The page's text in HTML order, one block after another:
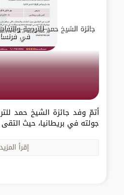
جائزة الشيخ حمد للترجمة
في
أتمّ وفد جائزة الشيخ حمد
جولته في بريطانيا، حيث
إقرأ المزيد